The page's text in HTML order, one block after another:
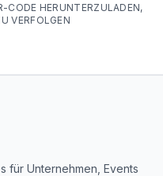
CODE HERUNTERZULADEN,
VERFOLGEN
für Unternehmen, Events